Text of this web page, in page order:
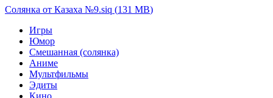
Солянка от Казаха №9.siq (131 MB)
Игры
Юмор
Смешанная (солянка)
Аниме
Мультфильмы
Эдиты
Кино